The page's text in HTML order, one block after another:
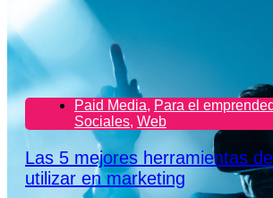
Paid Media, Para el
Sociales, Web
Las 5 mejores herramientas
utilizar en marketing